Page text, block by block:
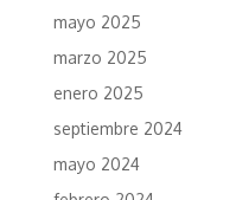
mayo 2025
marzo 2025
enero 2025
septiembre 2024
mayo 2024